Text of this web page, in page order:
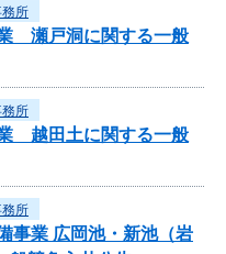
所
瀬戸洞に関する一般
所
越田土に関する一般
所
事業 広岡池・新池（岩